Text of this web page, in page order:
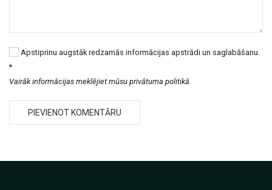
Apstiprinu augstāk redzamās informācijas apstrādi un saglabāšanu.
*
Vairāk informācijas meklējiet mūsu privātuma politikā.